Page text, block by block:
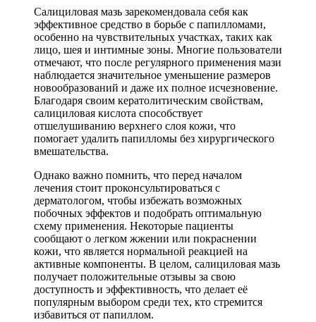
Салициловая мазь зарекомендовала себя как
эффективное средство в борьбе с папилломами,
особенно на чувствительных участках, таких как
лицо, шея и интимные зоны. Многие пользователи
отмечают, что после регулярного применения мази
наблюдается значительное уменьшение размеров
новообразований и даже их полное исчезновение.
Благодаря своим кератолитическим свойствам,
салициловая кислота способствует
отшелушиванию верхнего слоя кожи, что
помогает удалить папилломы без хирургического
вмешательства.
Однако важно помнить, что перед началом
лечения стоит проконсультироваться с
дерматологом, чтобы избежать возможных
побочных эффектов и подобрать оптимальную
схему применения. Некоторые пациенты
сообщают о легком жжении или покраснении
кожи, что является нормальной реакцией на
активные компоненты. В целом, салициловая мазь
получает положительные отзывы за свою
доступность и эффективность, что делает её
популярным выбором среди тех, кто стремится
избавиться от папиллом.